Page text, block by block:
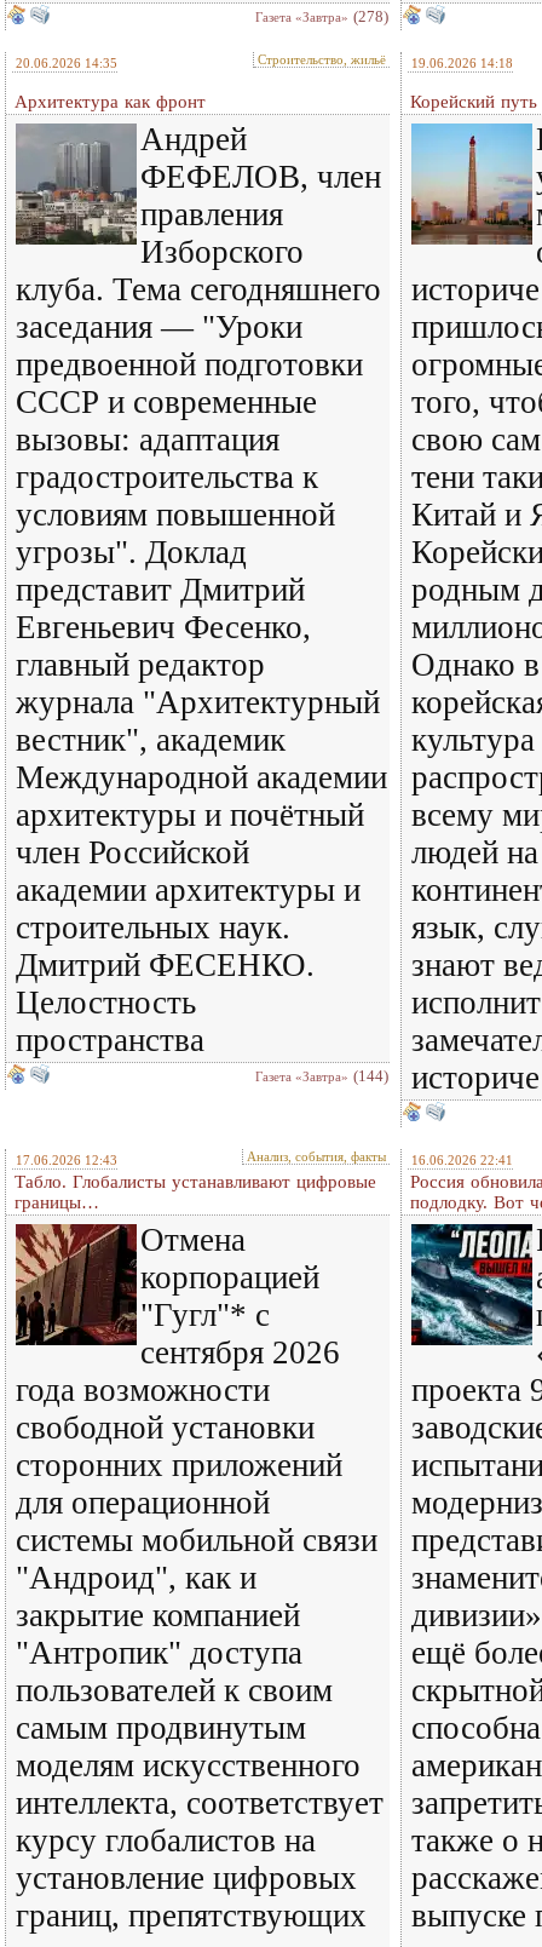
Газета «Завтра» (278)
20.06.2026 14:35 Строительство, жильё
Архитектура как фронт
Андрей
ФЕФЕЛОВ, член
правления
Изборского
клуба. Тема сегодняшнего
заседания — "Уроки
предвоенной подготовки
СССР и современные
вызовы: адаптация
градостроительства к
условиям повышенной
угрозы". Доклад
представит Дмитрий
Евгеньевич Фесенко,
главный редактор
журнала "Архитектурный
вестник", академик
Международной академии
архитектуры и почётный
член Российской
академии архитектуры и
строительных наук.
Дмитрий ФЕСЕНКО.
Целостность
пространства
Газета «Завтра» (144)
19.06.2026 14:18
Корейский путь
того,
свою
тени
Китай и
родным
Однако
культура
всему
людей
язык,
знают
17.06.2026 12:43 Анализ, события, факты
Табло. Глобалисты устанавливают цифровые
границы…
Отмена
корпорацией
"Гугл"* с
сентября 2026
года возможности
свободной установки
сторонних приложений
для операционной
системы мобильной связи
"Андроид", как и
закрытие компанией
"Антропик" доступа
пользователей к своим
самым продвинутым
моделям искусственного
интеллекта, соответствует
курсу глобалистов на
установление цифровых
границ, препятствующих
16.06.2026 22:41
Россия
подлодку. Вот
проекта
ещё
также о
выпуске